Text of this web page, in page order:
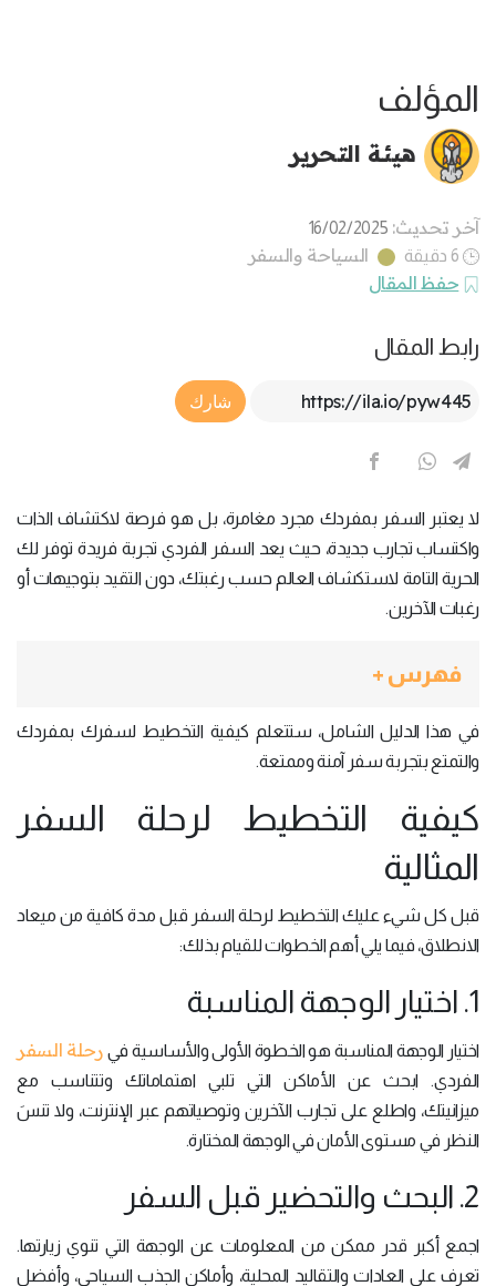
المؤلف
هيئة التحرير
آخر تحديث: 16/02/2025
6 دقيقة
السياحة والسفر
حفظ المقال
رابط المقال
Article Link
شارك
لا يعتبر السفر بمفردك مجرد مغامرة، بل هو فرصة لاكتشاف الذات
واكتساب تجارب جديدة، حيث يعد السفر الفردي تجربة فريدة توفر لك
الحرية التامة لاستكشاف العالم حسب رغبتك، دون التقيد بتوجيهات أو
رغبات الآخرين.
فهرس +
في هذا الدليل الشامل، ستتعلم كيفية التخطيط لسفرك بمفردك
والتمتع بتجربة سفر آمنة وممتعة.
كيفية التخطيط لرحلة السفر
المثالية
قبل كل شيء عليك التخطيط لرحلة السفر قبل مدة كافية من ميعاد
الانطلاق، فيما يلي أهم الخطوات للقيام بذلك:
1. اختيار الوجهة المناسبة
اختيار الوجهة المناسبة هو الخطوة الأولى والأساسية في رحلة السفر
الفردي. ابحث عن الأماكن التي تلبي اهتماماتك وتتناسب مع
ميزانيتك، واطلع على تجارب الآخرين وتوصياتهم عبر الإنترنت، ولا تنسَ
النظر في مستوى الأمان في الوجهة المختارة.
2. البحث والتحضير قبل السفر
اجمع أكبر قدر ممكن من المعلومات عن الوجهة التي تنوي زيارتها.
تعرف على العادات والتقاليد المحلية، وأماكن الجذب السياحي، وأفضل